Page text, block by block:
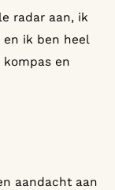
radar aan, ik
ik ben heel
en
aandacht aan